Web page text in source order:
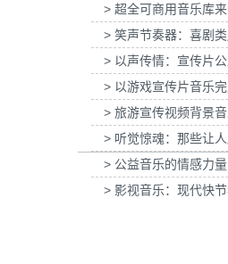
温情
励志的
爱情
励志
正能量
为惠普打印：灰阶过渡自然的秘密提供音乐
权
> 超全可商用音乐库
> 笑声节奏器：喜剧
> 以声传情：宣传片
> 以游戏宣传片音乐
> 旅游宣传视频背景
> 听觉惊魂：那些让
> 公益音乐的情感力
> 影视音乐：现代快